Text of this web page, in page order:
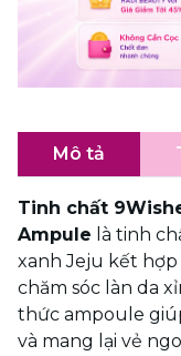
Mô tả
Tinh chất
Ampule là tinh
xanh Jeju kết hợp
chăm sóc làn da
thức ampoule
và mang lại vẻ